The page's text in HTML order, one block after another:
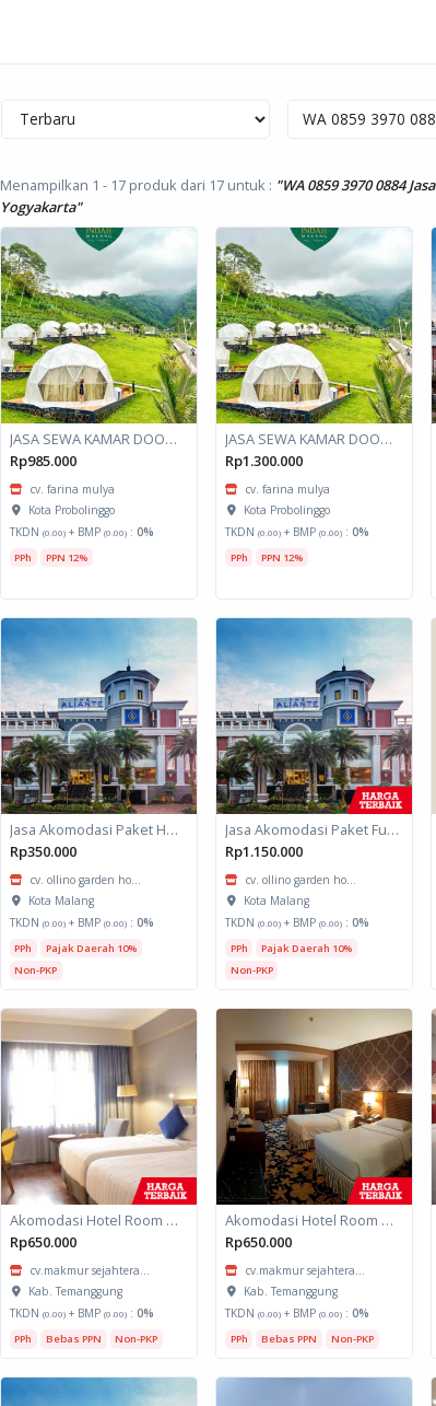
Menampilkan 1 - 17 produk dari 17 untuk : "WA 0859 3970 0884
Yogyakarta"
JASA SEWA KAMAR DOOM / GLAMPING kapasitas 2 orang
Rp985.000
cv. farina mulya
Kota Probolinggo
TKDN (0.00)+ BMP (0.00): 0%
PPh PPN 12%
JASA SEWA KAMAR DOOM / GLAMPING kapasitas 6 orang
Rp1.300.000
cv. farina mulya
Kota Probolinggo
TKDN (0.00)+ BMP (0.00): 0%
PPh PPN 12%
Jasa Akomodasi Paket Halfday Hotel Kota Malang
Rp350.000
cv. ollino garden ho...
Kota Malang
TKDN (0.00)+ BMP (0.00): 0%
PPh
Pajak Daerah 10%
Non-PKP
Jasa Akomodasi Paket Fullboard Twin share Hotel Kota Malang
Rp1.150.000
cv. ollino garden ho...
Kota Malang
TKDN (0.00)+ BMP (0.00): 0%
PPh
Pajak Daerah 10%
Non-PKP
Akomodasi Hotel Room untuk daerah Padang, Sumatera Barat
Rp650.000
cv.makmur sejahtera...
Kab. Temanggung
TKDN (0.00)+ BMP (0.00): 0%
PPh Bebas PPN Non-PKP
Akomodasi Hotel Room untuk daerah Padang, Sumatera Barat
Rp650.000
cv.makmur sejahtera...
Kab. Temanggung
TKDN (0.00)+ BMP (0.00): 0%
PPh Bebas PPN Non-PKP